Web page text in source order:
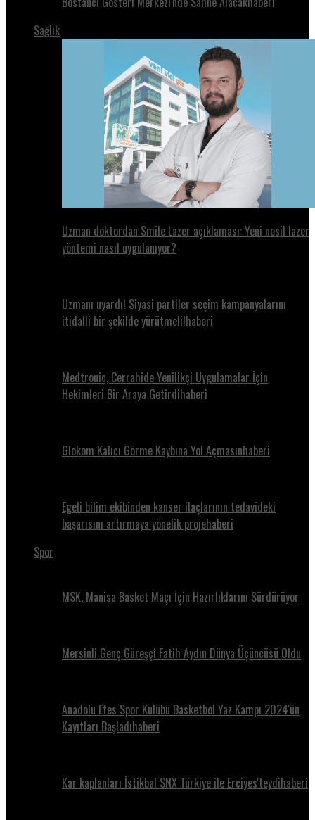
Sağlık
Uzman doktordan Smile Lazer açıklaması: Yeni nesil lazer
yöntemi nasıl uygulanıyor?
Uzmanı uyardı! Siyasi partiler seçim kampanyalarını
itidalli bir şekilde yürütmeli!haberi
Medtronic, Cerrahide Yenilikçi Uygulamalar İçin
Hekimleri Bir Araya Getirdihaberi
Glokom Kalıcı Görme Kaybına Yol Açmasınhaberi
Egeli bilim ekibinden kanser ilaçlarının tedavideki
başarısını artırmaya yönelik projehaberi
Spor
MSK, Manisa Basket Maçı İçin Hazırlıklarını Sürdürüyor
Mersinli Genç Güreşçi Fatih Aydın Dünya Üçüncüsü Oldu
Anadolu Efes Spor Kulübü Basketbol Yaz Kampı 2024'ün
Kayıtları Başladıhaberi
Kar kaplanları İstikbal SNX Türkiye ile Erciyes'teydihaberi